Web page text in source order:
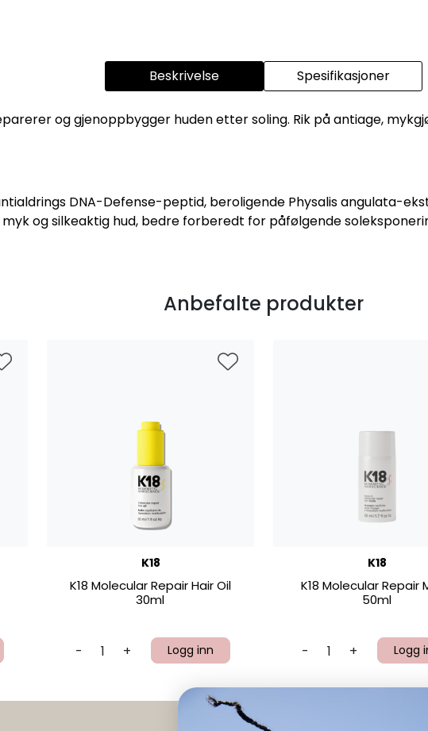
Beskrivelse Spesifikasjoner
og gjenoppbygger huden etter soling. Rik på antiage,
DNA-Defense-peptid, beroligende Physalis angulata-
og silkeaktig hud, bedre forberedt for påfølgende
Anbefalte produkter
K18
K18 Molecular Repair Hair Oil
30ml
- + Logg inn
K18
K18 Molecular Repair
50ml
- + Logg